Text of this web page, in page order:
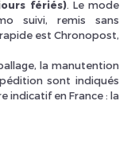
fériés). Le mode
suivi, remis sans
est Chronopost,
la manutention
sont indiqués
indicatif en France : la